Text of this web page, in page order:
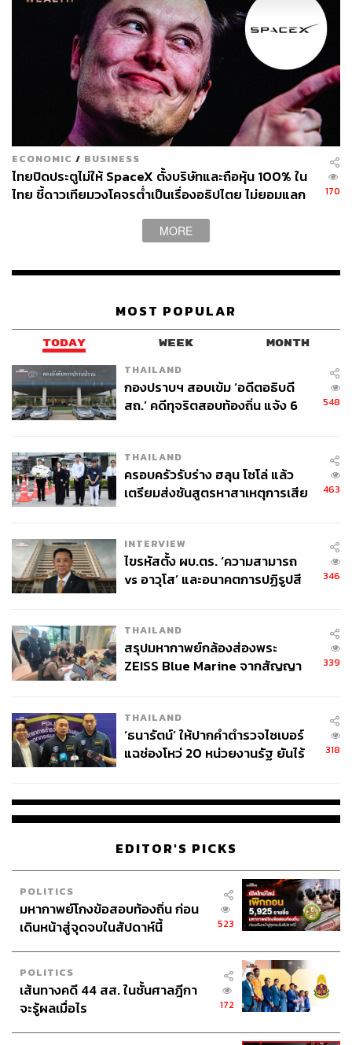
ECONOMIC / BUSINESS
ไทยปิดประตูไม่ให้ SpaceX ตั้งบริษัทและถือหุ้น 100% ใน
ไทย ชี้ดาวเทียมวงโคจรต่ำเป็นเรื่องอธิปไตย ไม่ยอมแลก
170
MORE
MOST POPULAR
TODAY WEEK MONTH
THAILAND
กองปราบฯ สอบเข้ม ‘อดีตอธิบดี
สถ.’ คดีทุจริตสอบท้องถิ่น แจ้ง 6
548
THAILAND
ครอบครัวรับร่าง ฮลุน โซโล่ แล้ว
เตรียมส่งชันสูตรหาสาเหตุการเสีย
463
INTERVIEW
ไขรหัสตั้ง ผบ.ตร. ‘ความสามารถ
vs อาวุโส’ และอนาคตการปฏิรูปสี
346
THAILAND
สรุปมหากาพย์กล้องส่องพระ
ZEISS Blue Marine จากสัญญา
จ่ายหนี้-แอบระบุแบรนด์
339
THAILAND
‘ธนารัตน์’ ให้ปากคำตำรวจไซเบอร์
แฉช่องโหว่ 20 หน่วยงานรัฐ ยันไร้
318
EDITOR'S PICKS
POLITICS
มหากาพย์โกงข้อสอบท้องถิ่น ก่อน
เดินหน้าสู่จุดจบในสัปดาห์นี้
523
POLITICS
เส้นทางคดี 44 สส. ในชั้นศาลฎีกา
จะรู้ผลเมื่อไร
172